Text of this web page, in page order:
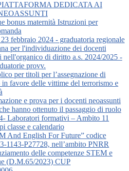
DEDICATA AI
bonus maternità Istruzioni per
febbraio 2024 - graduatoria regionale
per l'individuazione dei docenti
nell'organico di diritto a.s. 2024/2025 -
provv.
per titoli per l’assegnazione di
favore delle vittime del terrorismo e
e prova per i docenti neoassunti
hanno ottenuto il passaggio di ruolo
Laboratori formativi – Ambito 11
classe e calendario
And English For Future” codice
1143-P27728, nell’ambito PNRR
delle competenze STEM e
(D.M.65/2023) CUP